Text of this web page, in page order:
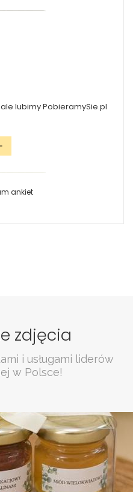
lubimy PobieramySie.pl
ankiet
zdjęcia
i usługami liderów
w Polsce!